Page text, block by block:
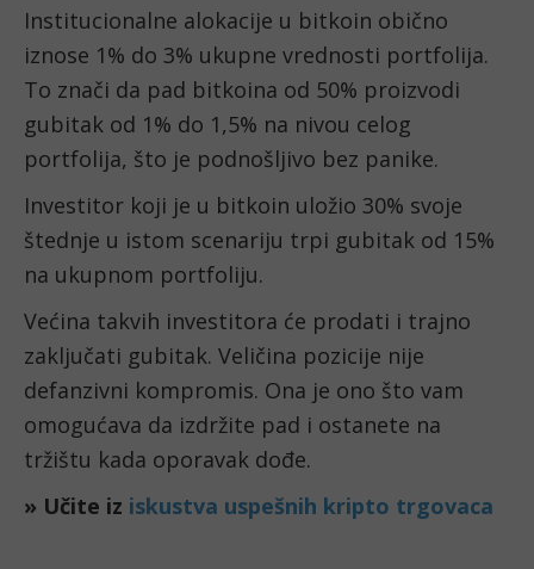
Institucionalne alokacije u bitkoin obično
iznose 1% do 3% ukupne vrednosti portfolija.
To znači da pad bitkoina od 50% proizvodi
gubitak od 1% do 1,5% na nivou celog
portfolija, što je podnošljivo bez panike.
Investitor koji je u bitkoin uložio 30% svoje
štednje u istom scenariju trpi gubitak od 15%
na ukupnom portfoliju.
Većina takvih investitora će prodati i trajno
zaključati gubitak. Veličina pozicije nije
defanzivni kompromis. Ona je ono što vam
omogućava da izdržite pad i ostanete na
tržištu kada oporavak dođe.
» Učite iz iskustva uspešnih kripto trgovaca